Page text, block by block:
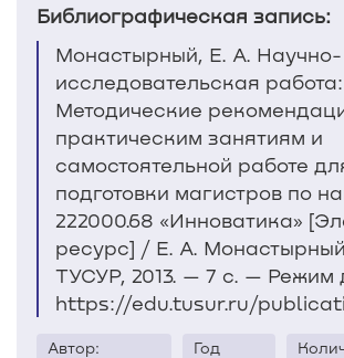
Библиографическая запись:
Монастырный, Е. А. Научно-
исследовательская работа:
Методические
практическим занятиям и
самостоятельной работе
подготовки магистров по
222000.68 «Инноватика»
ресурс] / Е. А.
ТУСУР, 2013. — 7 с. — Режим
https://edu.tusur.ru/
Автор:
Год